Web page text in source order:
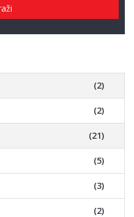
(2)
(2)
(21)
(5)
(3)
(2)